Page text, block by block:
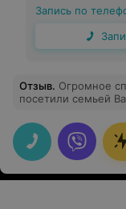
Запись по
Отзыв. Огромное
посетили семьей
продолжим